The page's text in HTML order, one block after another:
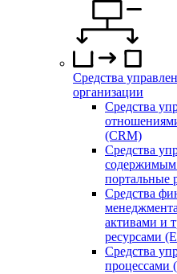
Средства
организации
Средства
(CRM)
Средства
содержимым
портальные
Средства
активами и
ресурсами
Средства
процессами